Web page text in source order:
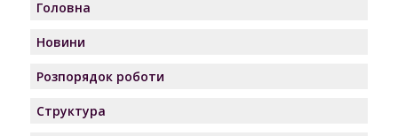
Головна
Новини
Розпорядок роботи
Структура